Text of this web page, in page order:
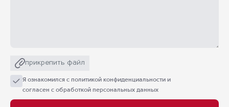
прикрепить файл
Я ознакомился с политикой конфиденциальности и
согласен с обработкой персональных данных